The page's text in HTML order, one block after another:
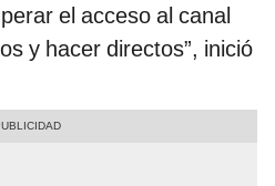
el acceso al canal
y hacer directos”, inició